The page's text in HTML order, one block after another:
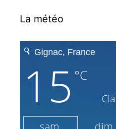
La météo